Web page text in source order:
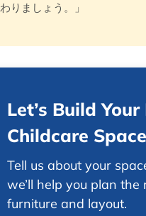
わりましょう。」
Let’s Build
Childcare Space
Tell us about your
we’ll help you plan the
furniture and layout.